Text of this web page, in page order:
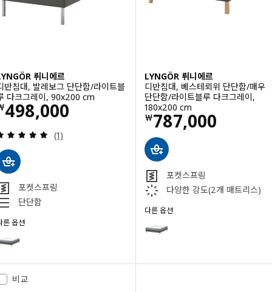
뤼니에르
반침대, 발레보그 단단함/라이트블
다크그레이, 90x200 cm
498,000
격 ￦ 498000
검토: 5 밖으로 5 별. 총 리뷰 수:
(1)
포켓스프링
단단함
른 옵션
션: LYNGÖR 뤼니에르, 디반침대, 베스테뢰위 단단함/라이트블루 다크그
션: LYNGÖR 뤼니에르, 디반침대, 발레보그 단단함/라이트블루 다크그레
션: LYNGÖR 뤼니에르, 디반침대, 베스테뢰위 단단함/라이트블루 다크그
LYNGÖR 뤼니에르
디반침대, 베스테뢰위 단단함/매우
단단함/라이트블루 다크그레이,
180x200 cm
￦787,000
가격 ￦ 787000
포켓스프링
다양한 강도(2개 매트리스)
다른 옵션
옵션: LYNGÖR 뤼니에르, 디반침
비교